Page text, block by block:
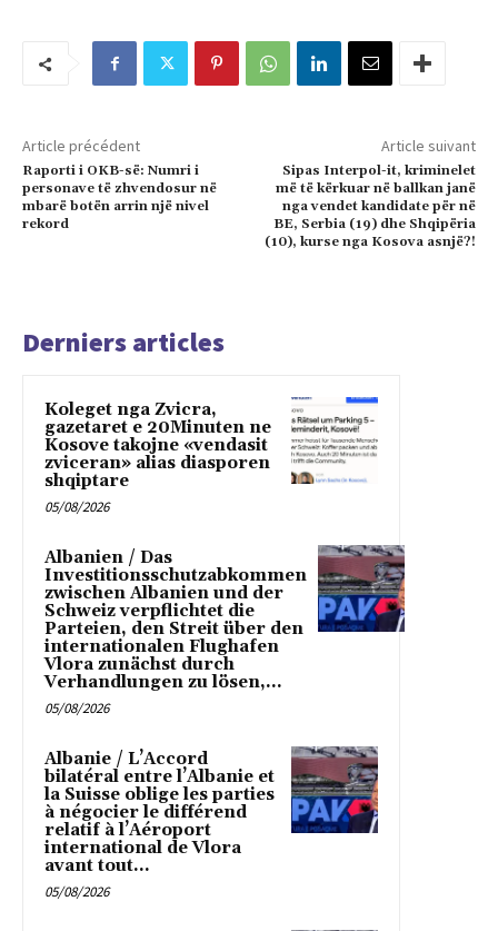
Article précédent
Raporti i OKB-së: Numri i
personave të zhvendosur në
mbarë botën arrin një nivel
rekord
Article suivant
Sipas Interpol-it, kriminelet
më të kërkuar në ballkan janë
nga vendet kandidate për në
BE, Serbia (19) dhe Shqipëria
(10), kurse nga Kosova asnjë?!
Derniers articles
Koleget nga Zvicra,
gazetaret e 20Minuten ne
Kosove takojne «vendasit
zviceran» alias diasporen
shqiptare
05/08/2026
Albanien / Das
Investitionsschutzabkommen
zwischen Albanien und der
Schweiz verpflichtet die
Parteien, den Streit über den
internationalen Flughafen
Vlora zunächst durch
Verhandlungen zu lösen,...
05/08/2026
Albanie / L’Accord
bilatéral entre l’Albanie et
la Suisse oblige les parties
à négocier le différend
relatif à l’Aéroport
international de Vlora
avant tout...
05/08/2026